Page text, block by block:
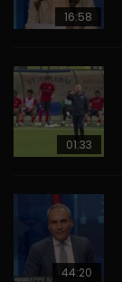
16:58
01:33
44:20